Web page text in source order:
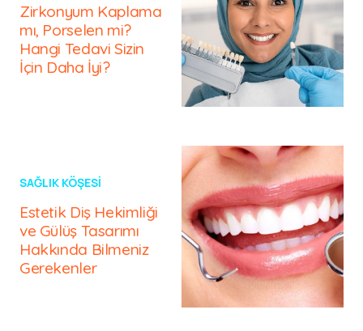
Zirkonyum Kaplama
mı, Porselen mi?
Hangi Tedavi Sizin
İçin Daha İyi?
SAĞLIK KÖŞESI
Estetik Diş Hekimliği
ve Gülüş Tasarımı
Hakkında Bilmeniz
Gerekenler